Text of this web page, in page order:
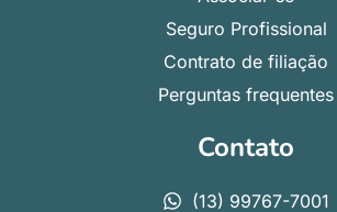
Seguro Profissional
Contrato de filiação
Perguntas frequentes
Contato
(13) 99767-7001